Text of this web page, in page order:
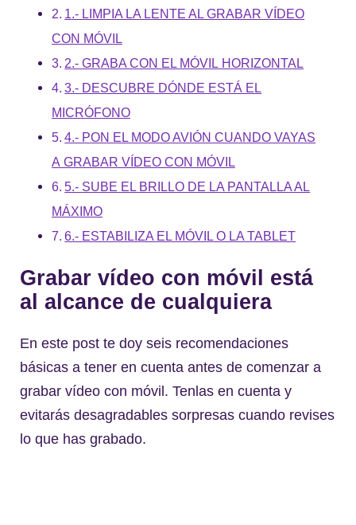
1.- LIMPIA LA LENTE AL GRABAR VÍDEO
CON MÓVIL
2.- GRABA CON EL MÓVIL HORIZONTAL
3.- DESCUBRE DÓNDE ESTÁ EL
MICRÓFONO
4.- PON EL MODO AVIÓN CUANDO VAYAS
A GRABAR VÍDEO CON MÓVIL
5.- SUBE EL BRILLO DE LA PANTALLA AL
MÁXIMO
6.- ESTABILIZA EL MÓVIL O LA TABLET
Grabar vídeo con móvil está
al alcance de cualquiera
En este post te doy seis recomendaciones
básicas a tener en cuenta antes de comenzar a
grabar vídeo con móvil. Tenlas en cuenta y
evitarás desagradables sorpresas cuando revises
lo que has grabado.